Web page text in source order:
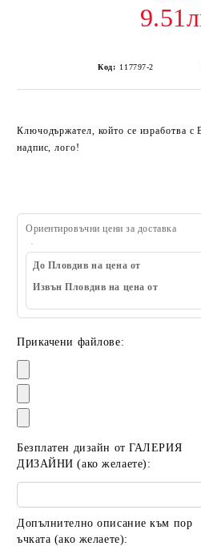
Код: 117797-2
Ключодържател, който се изработва с
надпис, лого!
Ориентировъчни цени за доставка
До Пловдив на цена от
Извън Пловдив на цена от
Прикачени файлове:
Безплатен дизайн от ГАЛЕРИЯ
ДИЗАЙНИ (ако желаете):
Допълнително описание към пор
ъчката (ако желаете):